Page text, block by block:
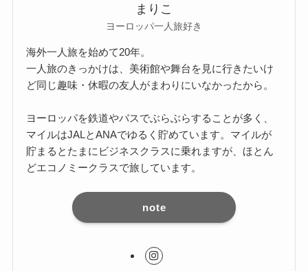
まりこ
ヨーロッパ一人旅好き
海外一人旅を始めて20年。
一人旅のきっかけは、美術館や舞台を見に行きたいけ
ど同じ趣味・休暇の友人がまわりにいなかったから。
ヨーロッパを鉄道やバスでぶらぶらすることが多く、
マイルはJALとANAでゆるく貯めています。マイルが
貯まるとたまにビジネスクラスに乗れますが、ほとん
どエコノミークラスで旅しています。
note